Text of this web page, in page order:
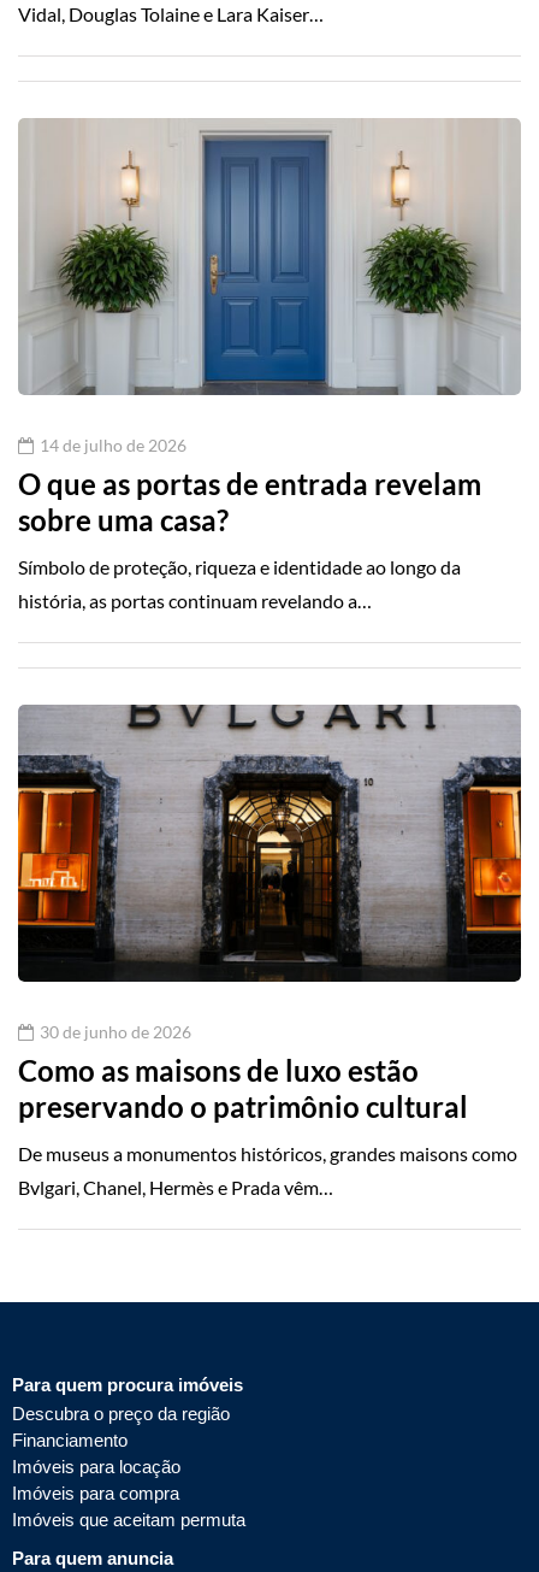
Vidal, Douglas Tolaine e Lara Kaiser…
14 de julho de 2026
O que as portas de entrada revelam
sobre uma casa?
Símbolo de proteção, riqueza e identidade ao longo da
história, as portas continuam revelando a…
30 de junho de 2026
Como as maisons de luxo estão
preservando o patrimônio cultural
De museus a monumentos históricos, grandes maisons como
Bvlgari, Chanel, Hermès e Prada vêm…
Para quem procura imóveis
Descubra o preço da região
Financiamento
Imóveis para locação
Imóveis para compra
Imóveis que aceitam permuta
Para quem anuncia